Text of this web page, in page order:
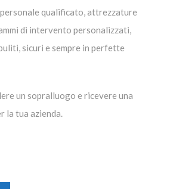
qualificato, attrezzature
di intervento personalizzati,
sicuri e sempre in perfette
un sopralluogo e ricevere una
la tua azienda.